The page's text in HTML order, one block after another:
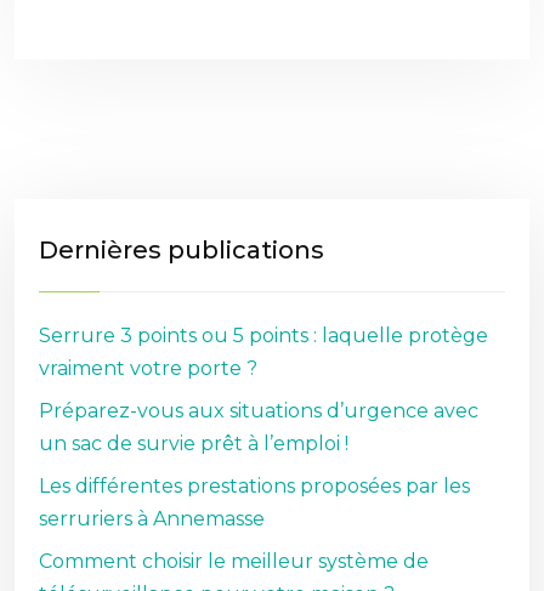
Dernières publications
Serrure 3 points ou 5 points : laquelle protège
vraiment votre porte ?
Préparez-vous aux situations d’urgence avec
un sac de survie prêt à l’emploi !
Les différentes prestations proposées par les
serruriers à Annemasse
Comment choisir le meilleur système de